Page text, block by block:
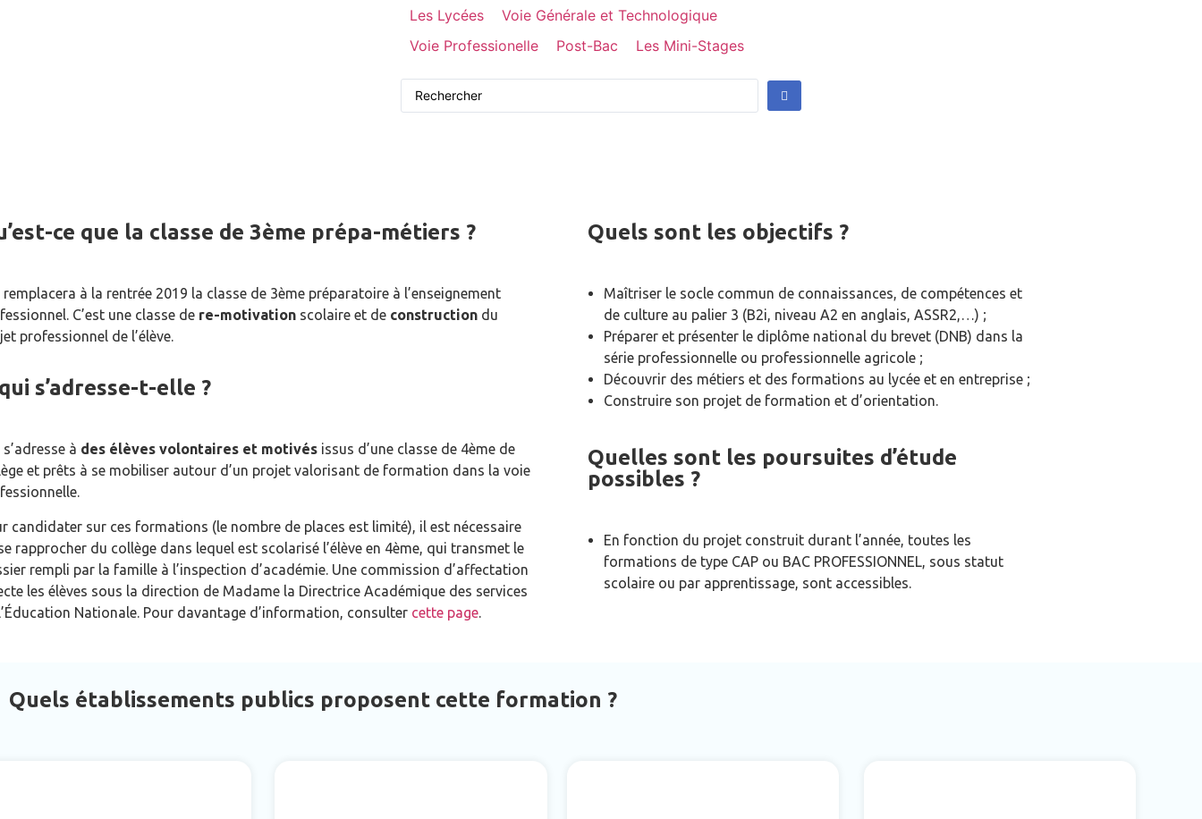
Les Lycées
Voie Générale et Technologique
Voie Professionelle
Post-Bac Les Mini-Stages
ce que la classe de 3ème prépa-métiers ?
remplacera à la rentrée 2019 la classe de 3ème préparatoire à l’enseignement
C’est une classe de re-motivation scolaire et de construction du
professionnel de l’élève.
s’adresse-t-elle ?
s’adresse à des élèves volontaires et motivés issus d’une classe de 4ème de
et prêts à se mobiliser autour d’un projet valorisant de formation dans la voie
candidater sur ces formations (le nombre de places est limité), il est nécessaire
rapprocher du collège dans lequel est scolarisé l’élève en 4ème, qui transmet le
rempli par la famille à l’inspection d’académie. Une commission d’affectation
les élèves sous la direction de Madame la Directrice Académique des services
Nationale. Pour davantage d’information, consulter cette page.
Quels sont les objectifs ?
Maîtriser le socle commun de connaissances, de compétences et
de culture au palier 3 (B2i, niveau A2 en anglais, ASSR2,…) ;
Préparer et présenter le diplôme national du brevet (DNB) dans la
série professionnelle ou professionnelle agricole ;
Découvrir des métiers et des formations au lycée et en entreprise ;
Construire son projet de formation et d’orientation.
Quelles sont les poursuites d’étude
possibles ?
En fonction du projet construit durant l’année, toutes les
formations de type CAP ou BAC PROFESSIONNEL, sous statut
scolaire ou par apprentissage, sont accessibles.
Quels établissements publics proposent cette formation ?